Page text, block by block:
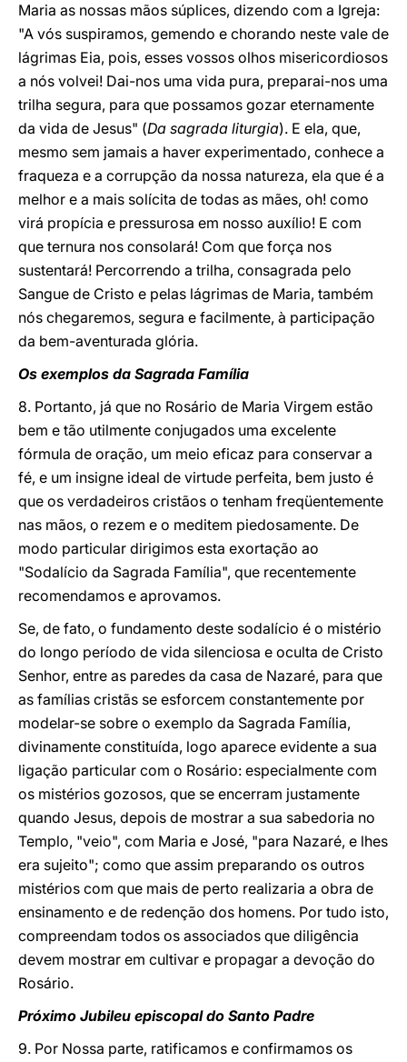
Maria as nossas mãos súplices, dizendo com a Igreja:
"A vós suspiramos, gemendo e chorando neste vale de
lágrimas Eia, pois, esses vossos olhos misericordiosos
a nós volvei! Dai-nos uma vida pura, preparai-nos uma
trilha segura, para que possamos gozar eternamente
da vida de Jesus" (Da sagrada liturgia). E ela, que,
mesmo sem jamais a haver experimentado, conhece a
fraqueza e a corrupção da nossa natureza, ela que é a
melhor e a mais solícita de todas as mães, oh! como
virá propícia e pressurosa em nosso auxílio! E com
que ternura nos consolará! Com que força nos
sustentará! Percorrendo a trilha, consagrada pelo
Sangue de Cristo e pelas lágrimas de Maria, também
nós chegaremos, segura e facilmente, à participação
da bem-aventurada glória.
Os exemplos da Sagrada Família
8. Portanto, já que no Rosário de Maria Virgem estão
bem e tão utilmente conjugados uma excelente
fórmula de oração, um meio eficaz para conservar a
fé, e um insigne ideal de virtude perfeita, bem justo é
que os verdadeiros cristãos o tenham freqüentemente
nas mãos, o rezem e o meditem piedosamente. De
modo particular dirigimos esta exortação ao
"Sodalício da Sagrada Família", que recentemente
recomendamos e aprovamos.
Se, de fato, o fundamento deste sodalício é o mistério
do longo período de vida silenciosa e oculta de Cristo
Senhor, entre as paredes da casa de Nazaré, para que
as famílias cristãs se esforcem constantemente por
modelar-se sobre o exemplo da Sagrada Família,
divinamente constituída, logo aparece evidente a sua
ligação particular com o Rosário: especialmente com
os mistérios gozosos, que se encerram justamente
quando Jesus, depois de mostrar a sua sabedoria no
Templo, "veio", com Maria e José, "para Nazaré, e lhes
era sujeito"; como que assim preparando os outros
mistérios com que mais de perto realizaria a obra de
ensinamento e de redenção dos homens. Por tudo isto,
compreendam todos os associados que diligência
devem mostrar em cultivar e propagar a devoção do
Rosário.
Próximo Jubileu episcopal do Santo Padre
9. Por Nossa parte, ratificamos e confirmamos os